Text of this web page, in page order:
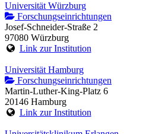
Universität Würzburg
Forschungseinrichtungen
Josef-Schneider-Straße 2
97080 Würzburg
Link zur Institution
Universität Hamburg
Forschungseinrichtungen
Martin-Luther-King-Platz 6
20146 Hamburg
Link zur Institution